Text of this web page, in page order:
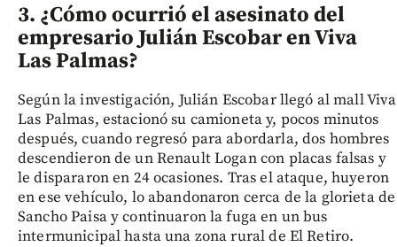
3. ¿Cómo ocurrió el asesinato del
empresario Julián Escobar en Viva
Las Palmas?
Según la investigación, Julián Escobar llegó al mall Viva
Las Palmas, estacionó su camioneta y, pocos minutos
después, cuando regresó para abordarla, dos hombres
descendieron de un Renault Logan con placas falsas y
le dispararon en 24 ocasiones. Tras el ataque, huyeron
en ese vehículo, lo abandonaron cerca de la glorieta de
Sancho Paisa y continuaron la fuga en un bus
intermunicipal hasta una zona rural de El Retiro.